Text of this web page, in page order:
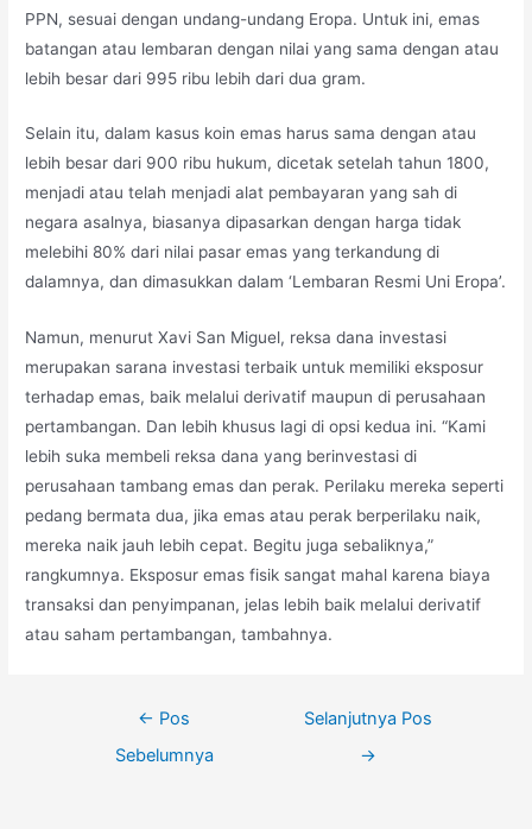
PPN, sesuai dengan undang-undang Eropa. Untuk ini, emas
batangan atau lembaran dengan nilai yang sama dengan atau
lebih besar dari 995 ribu lebih dari dua gram.
Selain itu, dalam kasus koin emas harus sama dengan atau
lebih besar dari 900 ribu hukum, dicetak setelah tahun 1800,
menjadi atau telah menjadi alat pembayaran yang sah di
negara asalnya, biasanya dipasarkan dengan harga tidak
melebihi 80% dari nilai pasar emas yang terkandung di
dalamnya, dan dimasukkan dalam ‘Lembaran Resmi Uni Eropa’.
Namun, menurut Xavi San Miguel, reksa dana investasi
merupakan sarana investasi terbaik untuk memiliki eksposur
terhadap emas, baik melalui derivatif maupun di perusahaan
pertambangan. Dan lebih khusus lagi di opsi kedua ini. “Kami
lebih suka membeli reksa dana yang berinvestasi di
perusahaan tambang emas dan perak. Perilaku mereka seperti
pedang bermata dua, jika emas atau perak berperilaku naik,
mereka naik jauh lebih cepat. Begitu juga sebaliknya,”
rangkumnya. Eksposur emas fisik sangat mahal karena biaya
transaksi dan penyimpanan, jelas lebih baik melalui derivatif
atau saham pertambangan, tambahnya.
← Pos
Sebelumnya
Selanjutnya Pos
→